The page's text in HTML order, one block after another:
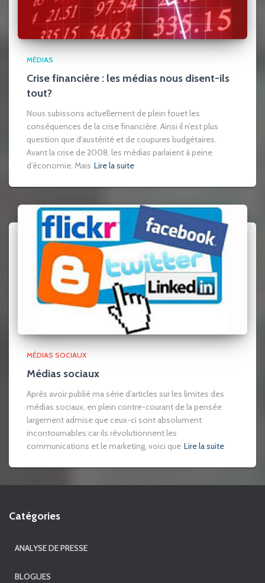
MÉDIAS
Crise financière : les médias nous disent-ils
tout?
Nous subissons actuellement de plein fouet les
conséquences de la crise financière. Ainsi il n’est plus
question que d’austérité et de coupures budgétaires.
Avant la crise de 2008, les médias parlaient à peine
d’économie. Mais Lire la suite
MÉDIAS SOCIAUX
Médias sociaux
Après avoir publié ma série d’articles sur les limites des
médias sociaux, en plein contre-courant de la pensée
largement admise que ceux-ci sont absolument
incontournables car ils révolutionnent les
communications et le marketing, voici que Lire la suite
Catégories
ANALYSE DE PRESSE
BLOGUES